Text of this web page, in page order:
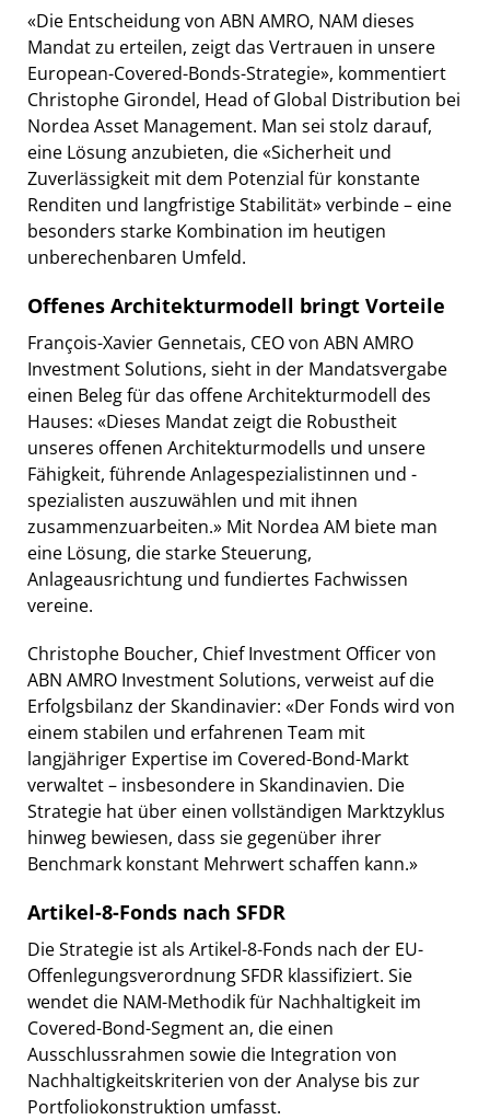
«Die Entscheidung von ABN AMRO, NAM dieses
Mandat zu erteilen, zeigt das Vertrauen in unsere
European-Covered-Bonds-Strategie», kommentiert
Christophe Girondel, Head of Global Distribution bei
Nordea Asset Management. Man sei stolz darauf,
eine Lösung anzubieten, die «Sicherheit und
Zuverlässigkeit mit dem Potenzial für konstante
Renditen und langfristige Stabilität» verbinde – eine
besonders starke Kombination im heutigen
unberechenbaren Umfeld.
Offenes Architekturmodell bringt Vorteile
François-Xavier Gennetais, CEO von ABN AMRO
Investment Solutions, sieht in der Mandatsvergabe
einen Beleg für das offene Architekturmodell des
Hauses: «Dieses Mandat zeigt die Robustheit
unseres offenen Architekturmodells und unsere
Fähigkeit, führende Anlagespezialistinnen und -
spezialisten auszuwählen und mit ihnen
zusammenzuarbeiten.» Mit Nordea AM biete man
eine Lösung, die starke Steuerung,
Anlageausrichtung und fundiertes Fachwissen
vereine.
Christophe Boucher, Chief Investment Officer von
ABN AMRO Investment Solutions, verweist auf die
Erfolgsbilanz der Skandinavier: «Der Fonds wird von
einem stabilen und erfahrenen Team mit
langjähriger Expertise im Covered-Bond-Markt
verwaltet – insbesondere in Skandinavien. Die
Strategie hat über einen vollständigen Marktzyklus
hinweg bewiesen, dass sie gegenüber ihrer
Benchmark konstant Mehrwert schaffen kann.»
Artikel-8-Fonds nach SFDR
Die Strategie ist als Artikel-8-Fonds nach der EU-
Offenlegungsverordnung SFDR klassifiziert. Sie
wendet die NAM-Methodik für Nachhaltigkeit im
Covered-Bond-Segment an, die einen
Ausschlussrahmen sowie die Integration von
Nachhaltigkeitskriterien von der Analyse bis zur
Portfoliokonstruktion umfasst.